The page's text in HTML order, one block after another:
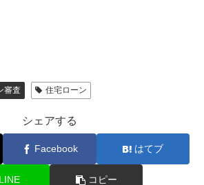
審査 住宅ローン
シェアする
Facebook はてブ
LINE コピー